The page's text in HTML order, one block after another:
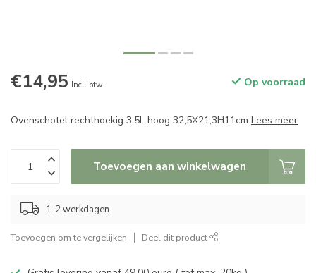
€14,95 Incl. btw Op voorraad
Ovenschotel rechthoekig 3,5L hoog 32,5X21,3H11cm Lees meer.
Toevoegen aan winkelwagen
1-2 werkdagen
Toevoegen om te vergelijken Deel dit product